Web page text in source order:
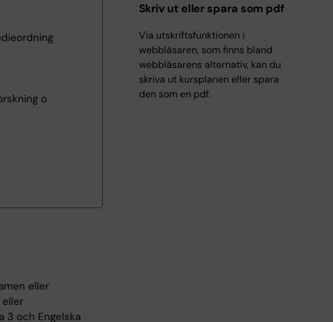
o
eller
3 och Engelska
Skriv ut eller spara som pdf
Via utskriftsfunktionen i
webbläsaren, som finns bland
webbläsarens alternativ, kan du
skriva ut kursplanen eller spara
den som en pdf.